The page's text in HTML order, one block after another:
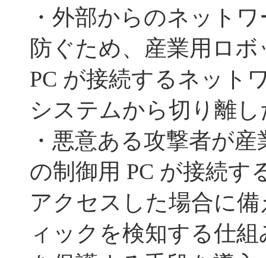
・外部からのネット
防ぐため、産業用ロ
PC が接続するネット
システムから切り離
・悪意ある攻撃者が
の制御用 PC が接続す
アクセスした場合に
ィックを検知する仕